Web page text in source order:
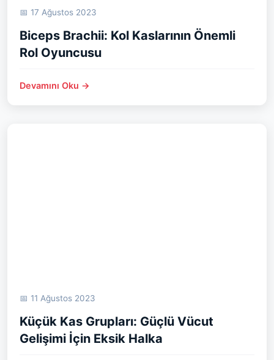
📅 17 Ağustos 2023
Biceps Brachii: Kol Kaslarının Önemli
Rol Oyuncusu
Devamını Oku →
📅 11 Ağustos 2023
Küçük Kas Grupları: Güçlü Vücut
Gelişimi İçin Eksik Halka